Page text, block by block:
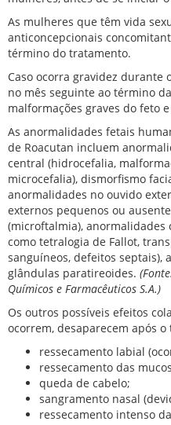
As mulheres que têm vida
anticoncepcionais
término do tratamento.
Caso ocorra gravidez durante
no mês seguinte ao término
malformações graves do feto
As anormalidades fetais
de Roacutan incluem
central (hidrocefalia,
microcefalia), dismorfismo
anormalidades no ouvido
externos pequenos ou
(microftalmia), anormalidades
como tetralogia de Fallot,
sanguíneos, defeitos septais),
glândulas paratireoides.
Químicos e Farmacêuticos S.A.)
Os outros possíveis efeitos
ocorrem, desaparecem após
ressecamento labial
ressecamento das
queda de cabelo;
sangramento nasal
ressecamento intenso